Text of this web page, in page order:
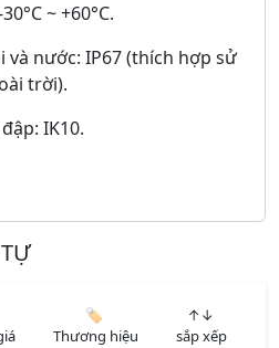
~ +60°C.
và nước: IP67 (thích hợp sử
trời).
IK10.
🏷️
Thương hiệu
↑↓
sắp xếp